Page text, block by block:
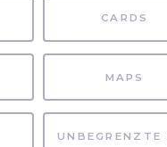
CARDS
MAPS